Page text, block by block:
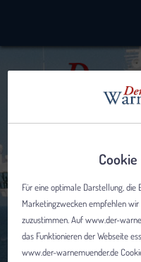
Für eine optimale Darstellung, die
Marketingzwecken empfehlen
zuzustimmen. Auf www.der-
das Funktionieren der Webseite
www.der-warnemuender.de